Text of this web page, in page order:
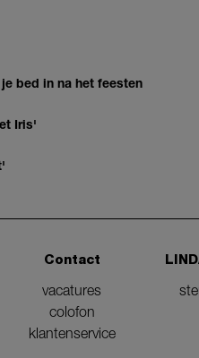
bed in na het feesten
Iris'
Contact
vacatures
colofon
klantenservice